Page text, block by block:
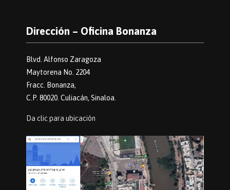
Dirección – Oficina Bonanza
Blvd. Alfonso Zaragoza
Maytorena No. 2204
Fracc. Bonanza,
C.P. 80020. Culiacán, Sinaloa.
Da clic para ubicación